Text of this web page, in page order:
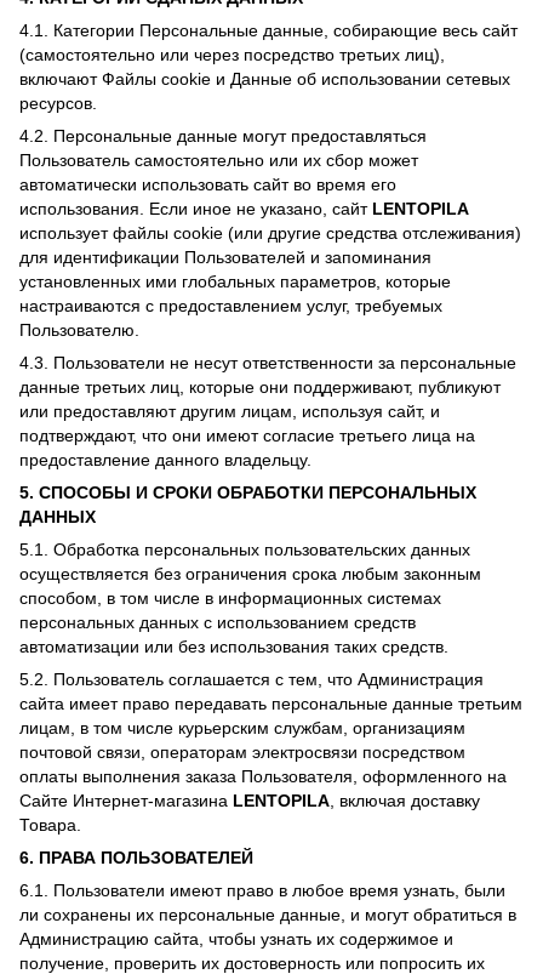
4.1. Категории Персональные данные, собирающие весь сайт
(самостоятельно или через посредство третьих лиц),
включают Файлы cookie и Данные об использовании сетевых
ресурсов.
4.2. Персональные данные могут предоставляться
Пользователь самостоятельно или их сбор может
автоматически использовать сайт во время его
использования. Если иное не указано, сайт LENTOPILA
использует файлы cookie (или другие средства отслеживания)
для идентификации Пользователей и запоминания
установленных ими глобальных параметров, которые
настраиваются с предоставлением услуг, требуемых
Пользователю.
4.3. Пользователи не несут ответственности за персональные
данные третьих лиц, которые они поддерживают, публикуют
или предоставляют другим лицам, используя сайт, и
подтверждают, что они имеют согласие третьего лица на
предоставление данного владельцу.
5. СПОСОБЫ И СРОКИ ОБРАБОТКИ ПЕРСОНАЛЬНЫХ
ДАННЫХ
5.1. Обработка персональных пользовательских данных
осуществляется без ограничения срока любым законным
способом, в том числе в информационных системах
персональных данных с использованием средств
автоматизации или без использования таких средств.
5.2. Пользователь соглашается с тем, что Администрация
сайта имеет право передавать персональные данные третьим
лицам, в том числе курьерским службам, организациям
почтовой связи, операторам электросвязи посредством
оплаты выполнения заказа Пользователя, оформленного на
Сайте Интернет-магазина LENTOPILA , включая доставку
Товара.
6. ПРАВА ПОЛЬЗОВАТЕЛЕЙ
6.1. Пользователи имеют право в любое время узнать, были
ли сохранены их персональные данные, и могут обратиться в
Администрацию сайта, чтобы узнать их содержимое и
получение, проверить их достоверность или попросить их